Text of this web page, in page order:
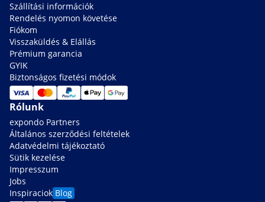
Szállítási információk
Rendelés nyomon követése
Fiókom
Visszaküldés & Elállás
Prémium garancia
GYIK
Biztonságos fizetési módok
Rólunk
expondo Partners
Általános szerződési feltételek
Adatvédelmi tájékoztató
Sütik kezelése
Impresszum
Jobs
Inspiraciok Blog